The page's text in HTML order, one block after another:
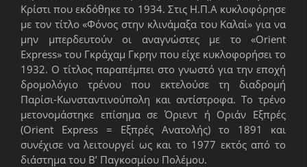
Κρίστι που εκδόθηκε το 1934. Στις Η.Π.Α κυκλοφόρησε
με τον τίτλο «Φόνος στην κλινάμαξα του Καλαί» για να
μην μπερδευτούν οι αναγνώστες με το «Orient
Express» του Γκράχαμ Γκρην που είχε κυκλοφορήσει το
1932. Ο τίτλος παραπέμπει στο γνωστό για την εποχή
δρομολόγιο τρένου που εκτελούσε τη διαδρομή
Παρίσι-Κωνσταντινούπολη και αντίστροφα. Το τρένο
μετονομάστηκε επίσημα σε Όριεντ ή Οριάν Εξπρές
(Οrient Express = Εξπρές Ανατολής) το 1891 και
συνέχισε να λειτουργεί ως και το 1977 εκτός από το
διάστημα του Β’ Παγκοσμίου Πολέμου.